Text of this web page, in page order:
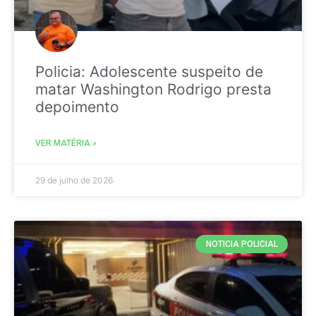
Policia: Adolescente suspeito de
matar Washington Rodrigo presta
depoimento
VER MATÉRIA »
29 de julho de 2026
NOTICIA POLICIAL